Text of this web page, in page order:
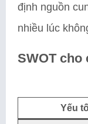
định nguồn
nhiều lúc
SWOT cho
Yếu